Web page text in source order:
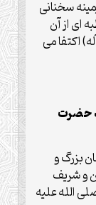
سخنانى
اى از آن
اكتفا مى
حضرت
بزرگ و
و شريف
الله علیه